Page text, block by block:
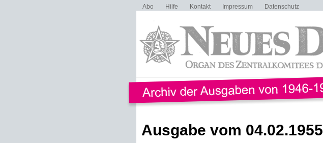
Abo Hilfe Kontakt Impressum Datenschutz
Ausgabe vom 04.02.1955